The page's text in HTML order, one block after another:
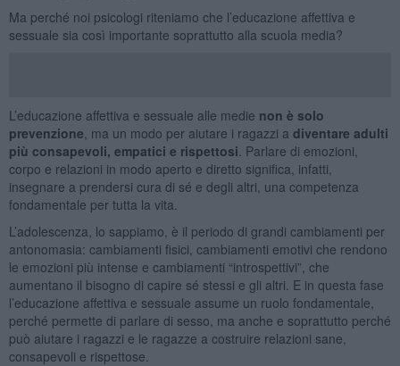
Ma perché noi psicologi riteniamo che l’educazione affettiva e
sessuale sia così importante soprattutto alla scuola media?
L’educazione affettiva e sessuale alle medie non è solo
prevenzione , ma un modo per aiutare i ragazzi a diventare adulti
più consapevoli, empatici e rispettosi . Parlare di emozioni,
corpo e relazioni in modo aperto e diretto significa, infatti,
insegnare a prendersi cura di sé e degli altri, una competenza
fondamentale per tutta la vita.
L’adolescenza, lo sappiamo, è il periodo di grandi cambiamenti per
antonomasia: cambiamenti fisici, cambiamenti emotivi che rendono
le emozioni più intense e cambiamenti “introspettivi”, che
aumentano il bisogno di capire sé stessi e gli altri. E in questa fase
l’educazione affettiva e sessuale assume un ruolo fondamentale,
perché permette di parlare di sesso, ma anche e soprattutto perché
può aiutare i ragazzi e le ragazze a costruire relazioni sane,
consapevoli e rispettose.